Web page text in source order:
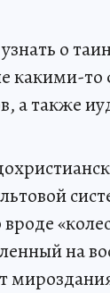
о
какими-
а также
на